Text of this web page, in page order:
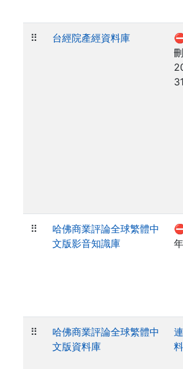
⠿ 台經院產經資料庫
31
⠿
哈佛商業評論全球繁體中
文版影音知識庫
⠿
哈佛商業評論全球繁體中
文版資料庫